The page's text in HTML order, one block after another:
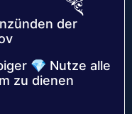
der
💎 Nutze alle
zu dienen